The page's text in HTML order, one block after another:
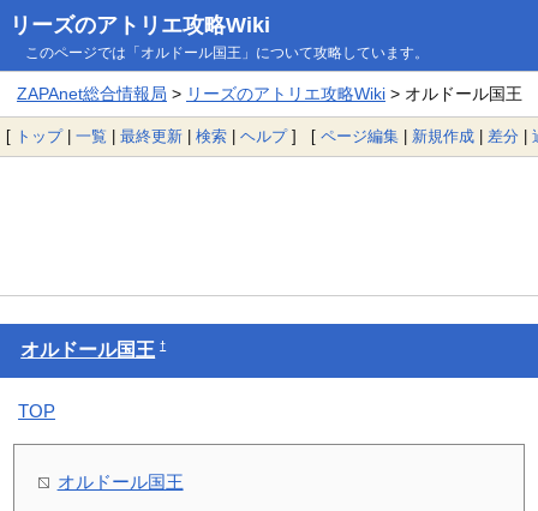
リーズのアトリエ攻略Wiki
このページでは「オルドール国王」について攻略しています。
ZAPAnet総合情報局 > リーズのアトリエ攻略Wiki> オルドール国王
[ トップ| 一覧 | 最終更新 | 検索 | ヘルプ] [ ページ編集 | 新規作成 | 差分 |
オルドール国王 †
TOP
オルドール国王